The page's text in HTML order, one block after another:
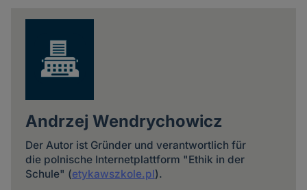
Andrzej Wendrychowicz
Der Autor ist Gründer und verantwortlich für
die polnische Internetplattform "Ethik in der
Schule" (etykawszkole.pl).